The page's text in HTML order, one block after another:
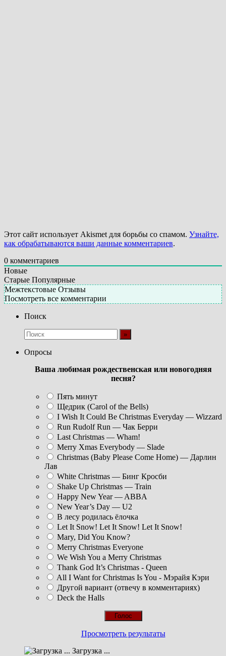
Этот сайт использует Akismet для борьбы со спамом. Узнайте,
как обрабатываются ваши данные комментариев.
0 комментариев
Новые
Старые Популярные
Межтекстовые Отзывы
Посмотреть все комментарии
Поиск
Опросы
Ваша любимая рождественская или новогодняя
песня?
Пять минут
Щедрик (Carol of the Bells)
I Wish It Could Be Christmas Everyday — Wizzard
Run Rudolf Run — Чак Берри
Last Christmas — Wham!
Merry Xmas Everybody — Slade
Christmas (Baby Please Come Home) — Дарлин
Лав
White Christmas — Бинг Кросби
Shake Up Christmas — Train
Happy New Year — ABBA
New Year’s Day — U2
В лесу родилась ёлочка
Let It Snow! Let It Snow! Let It Snow!
Mary, Did You Know?
Merry Christmas Everyone
We Wish You a Merry Christmas
Thank God It’s Christmas - Queen
All I Want for Christmas Is You - Мэрайя Кэри
Другой вариант (отвечу в комментариях)
Deck the Halls
Просмотреть результаты
Загрузка ...